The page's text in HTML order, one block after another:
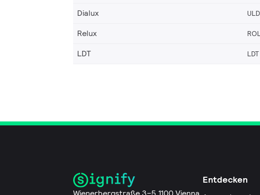
Dialux
Relux
LDT
Entdecken